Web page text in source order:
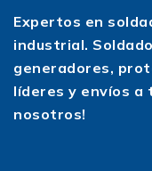
Expertos en
industrial.
generadores,
líderes y envíos a
nosotros!